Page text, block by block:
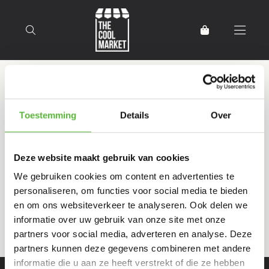
Toestemming Details Over
Deze website maakt gebruik van cookies
We gebruiken cookies om content en advertenties te
personaliseren, om functies voor social media te bieden
en om ons websiteverkeer te analyseren. Ook delen we
informatie over uw gebruik van onze site met onze
partners voor social media, adverteren en analyse. Deze
partners kunnen deze gegevens combineren met andere
informatie die u aan ze heeft verstrekt of die ze hebben
Producten getagd met Siam
Horapa Coco
Filter Sorteer